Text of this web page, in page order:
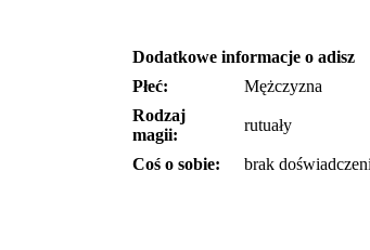
Dodatkowe informacje o adisz
Płeć:
Mężczyzna
Rodzaj
magii:
rutuały
Coś o sobie: brak